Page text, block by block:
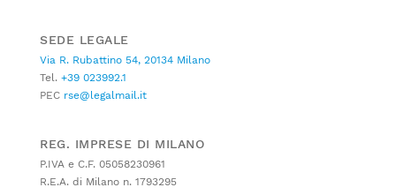
SEDE LEGALE
Via R. Rubattino 54, 20134 Milano
Tel. +39 023992.1
PEC rse@legalmail.it
REG. IMPRESE DI MILANO
P.IVA e C.F. 05058230961
R.E.A. di Milano n. 1793295